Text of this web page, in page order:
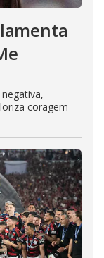
coragem